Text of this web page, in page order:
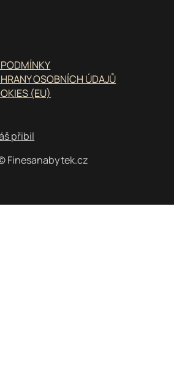
na Instagramu
OSOBNÍCH ÚDAJŮ
(EU)
Finesanabytek.cz
přibil